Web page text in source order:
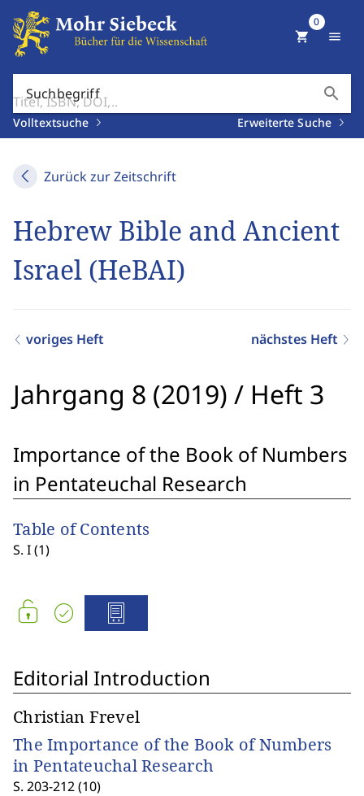
Suchbegriff search
Volltextsuche Erweiterte Suche
shopping_cart
0
menu
Zurück zur Zeitschrift
Hebrew Bible and Ancient
Israel (HeBAI)
voriges Heft nächstes Heft
Jahrgang 8 (2019) / Heft 3
Importance of the Book of Numbers
in Pentateuchal Research
Table of Contents
S. I (1)
Editorial Introduction
Christian Frevel
The Importance of the Book of Numbers
in Pentateuchal Research
S. 203-212 (10)